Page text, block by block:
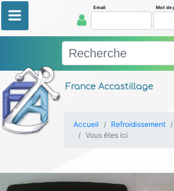
France Accastillage
Email Mot de
Accueil Refroidissement
Vous êtes ici